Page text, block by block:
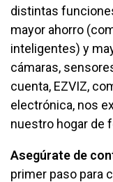
distintas
mayor ahorro
inteligentes) y
cámaras,
cuenta, EZVIZ,
electrónica, nos
nuestro hogar de
Asegúrate de
primer paso para